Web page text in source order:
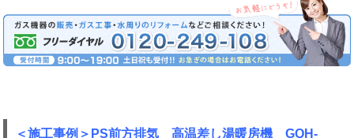
＜施工事例＞PS前方排気 高温差し湯暖房機 GQH-